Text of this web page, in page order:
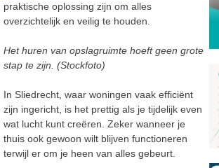
praktische oplossing zijn om alles
overzichtelijk en veilig te houden.
Het huren van opslagruimte hoeft geen grote
stap te zijn. (Stockfoto)
In Sliedrecht, waar woningen vaak efficiënt
zijn ingericht, is het prettig als je tijdelijk even
wat lucht kunt creëren. Zeker wanneer je
thuis ook gewoon wilt blijven functioneren
terwijl er om je heen van alles gebeurt.